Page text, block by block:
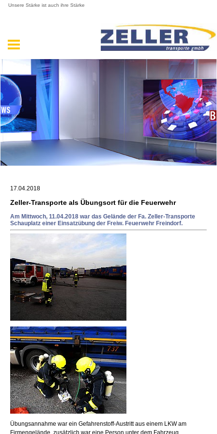
Unsere Stärke ist auch ihre Stärke
17.04.2018
Zeller-Transporte als Übungsort für die Feuerwehr
Am Mittwoch, 11.04.2018 war das Gelände der Fa. Zeller-Transporte
Schauplatz einer Einsatzübung der Freiw. Feuerwehr Freindorf.
Übungsannahme war ein Gefahrenstoff-Austritt aus einem LKW am
Firmengelände, zusätzlich war eine Person unter dem Fahrzeug